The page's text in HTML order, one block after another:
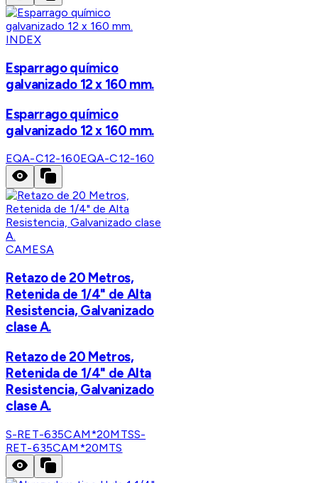
INDEX
Esparrago químico
galvanizado 12 x 160 mm.
Esparrago químico
galvanizado 12 x 160 mm.
EQA-C12-160EQA-C12-160
CAMESA
Retazo de 20 Metros,
Retenida de 1/4" de Alta
Resistencia, Galvanizado
clase A.
Retazo de 20 Metros,
Retenida de 1/4" de Alta
Resistencia, Galvanizado
clase A.
S-RET-635CAM*20MTSS-
RET-635CAM*20MTS